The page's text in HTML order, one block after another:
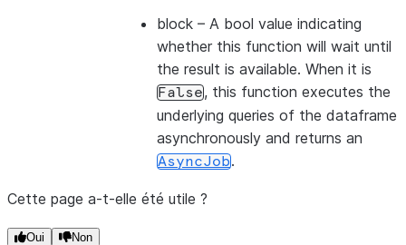
block – A bool value indicating
whether this function will wait until
the result is available. When it is
False, this function executes the
underlying queries of the dataframe
asynchronously and returns an
AsyncJob.
Cette page a-t-elle été utile ?
Oui Non